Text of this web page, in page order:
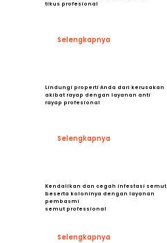
tikus profesional
Selengkapnya
Lindungi properti Anda dari kerusakan
akibat rayap dengan layanan anti
rayap profesional
Selengkapnya
Kendalikan dan cegah infestasi semut
beserta koloninya dengan layanan
pembasmi
semut professional
Selengkapnya